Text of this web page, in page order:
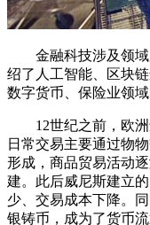
金融科技涉及领域
绍了人工智能、区块
数字货币、保险业领域
12世纪之前，欧洲
日常交易主要通过物
形成，商品贸易活动
建。此后威尼斯建立
少、交易成本下降。
银铸币，成为了货币